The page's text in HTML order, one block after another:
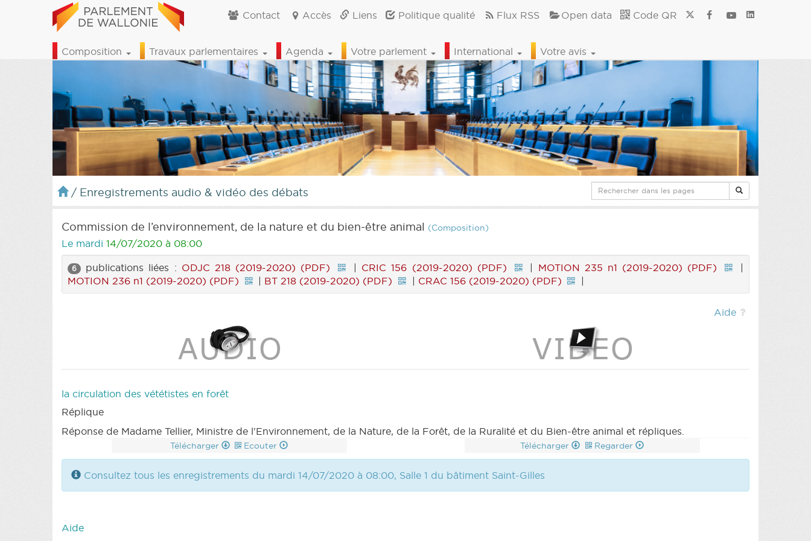
Contact Accès Liens Politique qualité Flux RSS Open data Code QR
Composition Travaux parlementaires Agenda Votre parlement International Votre avis
/ Enregistrements audio & vidéo des débats
Commission de l’environnement, de la nature et du bien-être animal (Composition)
Le mardi 14/07/2020 à 08:00
6 publications liées : ODJC 218 (2019-2020) (PDF) | CRIC 156 (2019-2020) (PDF) | MOTION 235 n1 (2019-2020) (PDF)
|
MOTION 236 n1 (2019-2020) (PDF)
| BT 218 (2019-2020) (PDF) | CRAC 156 (2019-2020) (PDF) |
Aide
la circulation des vététistes en forêt
Réplique
Réponse de Madame Tellier, Ministre de l'Environnement, de la Nature, de la Forêt, de la Ruralité et du Bien-être animal et répliques.
Télécharger Ecouter Télécharger Regarder
Consultez tous les enregistrements du mardi 14/07/2020 à 08:00, Salle 1 du bâtiment Saint-Gilles
Aide